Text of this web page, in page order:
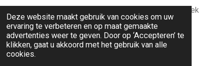
Deze website maakt gebruik van cookies om uw
ervaring te verbeteren en op maat gemaakte
advertenties weer te geven. Door op ‘Accepteren’ te
klikken, gaat u akkoord met het gebruik van alle
cookies.
Lilo Deco : Gebroeders Van Benedenlaan 5, Ruisbroek
(Puurs-Sint-Amands), België
BTW nummer : BE0763628342
IBAN (rekeningnummer) : BE49 1030 9150 2971
© 2024 - 2026 Lilo Deco